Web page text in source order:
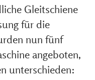
Gleitschiene
für die
nun fünf
angeboten,
unterschieden: